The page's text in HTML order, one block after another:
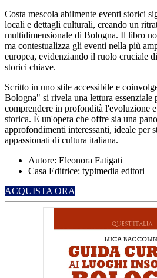
Costa mescola abilmente eventi storici
locali e dettagli culturali, creando un
multidimensionale di Bologna. Il libro
ma contestualizza gli eventi nella più
europea, evidenziando il ruolo cruciale
storici chiave.
Scritto in uno stile accessibile e
Bologna" si rivela una lettura essenziale
comprendere in profondità l'evoluzione
storica. È un'opera che offre sia una
approfondimenti interessanti, ideale per
appassionati di cultura italiana.
Autore: Eleonora Fatigati
Casa Editrice: typimedia editori
ACQUISTA ORA